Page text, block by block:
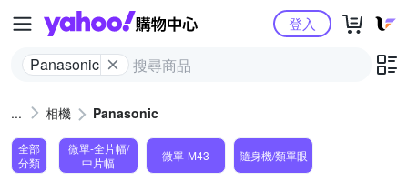
Yahoo購物中心
Panasonic
登入
相機 Panasonic
全部
分類
微單-全片幅/
中片幅
微單-M43 隨身機/類單眼